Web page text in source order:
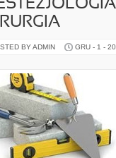
BY ADMIN GRU - 1 -